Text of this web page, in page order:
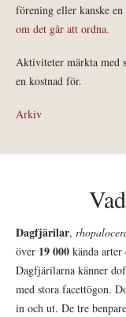
förening eller kanske
om det går att ordna.
Aktiviteter märkta med
en kostnad för.
Arkiv
Dagfjärilar,
över 19 000 kända
Dagfjärilarna känner
med stora facettögon.
in och ut. De tre